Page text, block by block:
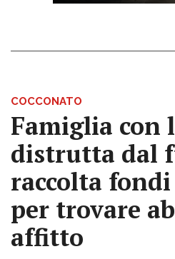
COCCONATO
Famiglia con
distrutta dal
raccolta
per trovare
affitto